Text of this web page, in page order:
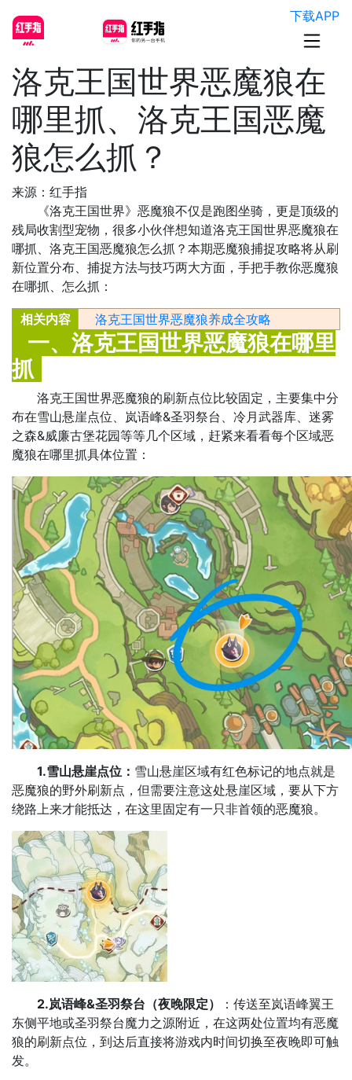
下载APP
洛克王国世界恶魔狼在
哪里抓、洛克王国恶魔
狼怎么抓？
来源：红手指
《洛克王国世界》恶魔狼不仅是跑图坐骑，更是顶级的
残局收割型宠物，很多小伙伴想知道洛克王国世界恶魔狼在
哪抓、洛克王国恶魔狼怎么抓？本期恶魔狼捕捉攻略将从刷
新位置分布、捕捉方法与技巧两大方面，手把手教你恶魔狼
在哪抓、怎么抓：
相关内容 洛克王国世界恶魔狼养成全攻略
一、洛克王国世界恶魔狼在哪里
抓
洛克王国世界恶魔狼的刷新点位比较固定，主要集中分
布在雪山悬崖点位、岚语峰&圣羽祭台、冷月武器库、迷雾
之森&威廉古堡花园等等几个区域，赶紧来看看每个区域恶
魔狼在哪里抓具体位置：
1.雪山悬崖点位： 雪山悬崖区域有红色标记的地点就是
恶魔狼的野外刷新点，但需要注意这处悬崖区域，要从下方
绕路上来才能抵达，在这里固定有一只非首领的恶魔狼。
2.岚语峰&圣羽祭台（夜晚限定）
：传送至岚语峰翼王
东侧平地或圣羽祭台魔力之源附近，在这两处位置均有恶魔
狼的刷新点位，到达后直接将游戏内时间切换至夜晚即可触
发。